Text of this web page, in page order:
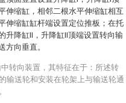
伸缩缸，相邻二根水平伸缩缸相互
伸缩缸缸杆端设置定位推板；在托
升降缸II，升降缸II顶端设置转向输
方向垂直。
转向装置，其特征在于：所述转
输送轮和安装在轮架上与输送轮通